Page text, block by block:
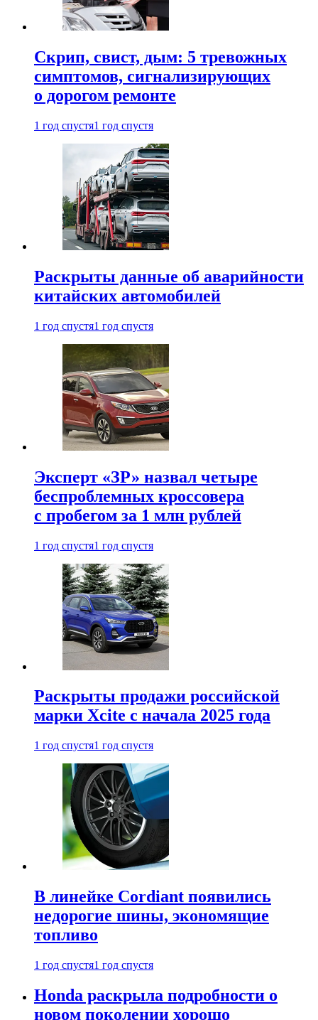
Скрип, свист, дым: 5 тревожных
симптомов, сигнализирующих
о дорогом ремонте
1 год спустя1 год спустя
Раскрыты данные об аварийности
китайских автомобилей
1 год спустя1 год спустя
Эксперт «ЗР» назвал четыре
беспроблемных кроссовера
с пробегом за 1 млн рублей
1 год спустя1 год спустя
Раскрыты продажи российской
марки Xcite с начала 2025 года
1 год спустя1 год спустя
В линейке Cordiant появились
недорогие шины, экономящие
топливо
1 год спустя1 год спустя
Honda раскрыла подробности о
новом поколении хорошо